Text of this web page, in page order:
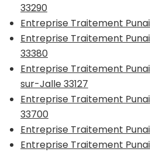
33290
Entreprise Traitement
Entreprise Traitement
33380
Entreprise Traitement
sur-Jalle 33127
Entreprise Traitement
33700
Entreprise Traitement
Entreprise Traitement